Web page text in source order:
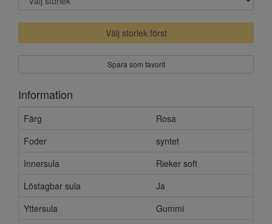
Välj storlek först
Spara som favorit
Information
Färg
Rosa
Foder
syntet
Innersula
Rieker soft
Löstagbar sula
Ja
Yttersula
Gummi